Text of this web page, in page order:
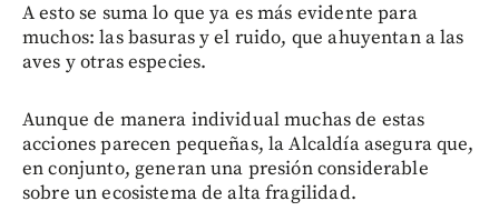
A esto se suma lo que ya es más evidente para
muchos: las basuras y el ruido, que ahuyentan a las
aves y otras especies.
Aunque de manera individual muchas de estas
acciones parecen pequeñas, la Alcaldía asegura que,
en conjunto, generan una presión considerable
sobre un ecosistema de alta fragilidad.